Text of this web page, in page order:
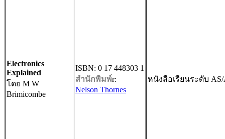
Electronics
Explained
โดย M W
Brimicombe
ISBN: 0 17 448303 1
สำนักพิมพ์r:
Nelson Thornes
หนังสือเรียนระดับ